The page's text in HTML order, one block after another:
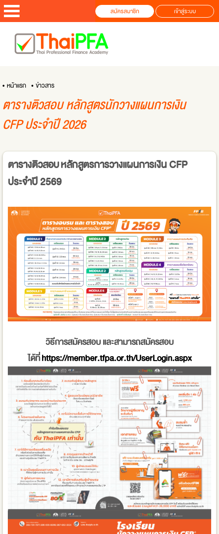
สมัครสมาชิก เข้าสู่ระบบ
• หน้าแรก • ข่าวสาร
ตารางติวสอบ หลักสูตรนักวางแผนการเงิน
CFP ประจำปี 2026
ตารางติวสอบ หลักสูตรการวางแผนการเงิน CFP
ประจำปี 2569
วิธีการสมัครสอบ และสามารถสมัครสอบ
ได้ที่https://member.tfpa.or.th/UserLogin.aspx​